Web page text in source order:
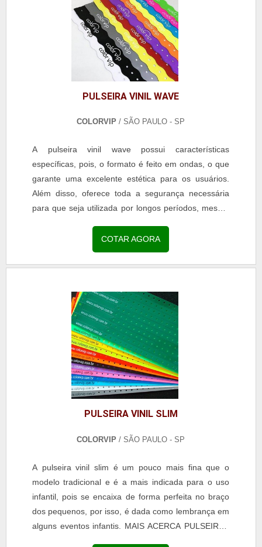
PULSEIRA VINIL WAVE
COLORVIP/ SÃO PAULO - SP
A pulseira vinil wave possui características
específicas, pois, o formato é feito em ondas, o que
garante uma excelente estética para os usuários.
Além disso, oferece toda a segurança necessária
para que seja utilizada por longos períodos, mesmo
QUE SÃO PULSEIRAS VINIL WAVEA trava de
segurança é a mesma dos demais modelos das
pulseiras de vinil, pois, o fechamento é realizado
COTAR AGORA
PULSEIRA VINIL SLIM
COLORVIP/ SÃO PAULO - SP
A pulseira vinil slim é um pouco mais fina que o
modelo tradicional e é a mais indicada para o uso
infantil, pois se encaixa de forma perfeita no braço
dos pequenos, por isso, é dada como lembrança em
alguns eventos infantis. MAIS ACERCA PULSEIRAS